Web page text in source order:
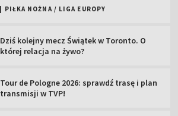
PIŁKA NOŻNA / LIGA EUROPY
Dziś kolejny mecz Świątek w Toronto. O
której relacja na żywo?
Tour de Pologne 2026: sprawdź trasę i plan
transmisji w TVP!